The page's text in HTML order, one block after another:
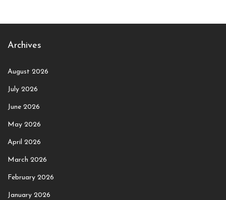
Archives
August 2026
July 2026
June 2026
May 2026
April 2026
March 2026
February 2026
January 2026